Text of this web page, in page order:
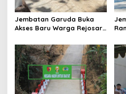
Jembatan Garuda Buka
Akses Baru Warga Rejosari,
Hasil Panen Kian Lancar